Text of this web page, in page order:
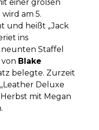
einer großen
wird am 5.
und heißt „Jack
ins
neunten Staffel
von Blake
belegte. Zurzeit
Deluxe
mit Megan